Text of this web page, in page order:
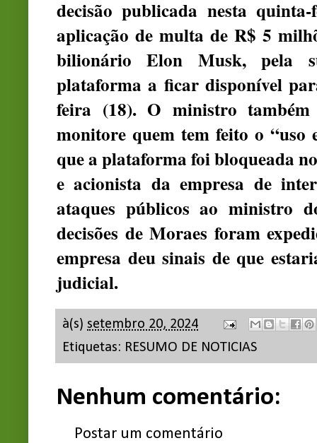
decisão publicada nesta
aplicação de multa de R$ 5
bilionário Elon Musk, pela
plataforma a ficar disponível
feira (18). O ministro
monitore quem tem feito o “uso
que a plataforma foi bloqueada
e acionista da empresa de
ataques públicos ao ministro
decisões de Moraes foram
empresa deu sinais de que
judicial.
à(s) setembro 20, 2024
Etiquetas: RESUMO DE NOTICIAS
Nenhum comentário:
Postar um comentário